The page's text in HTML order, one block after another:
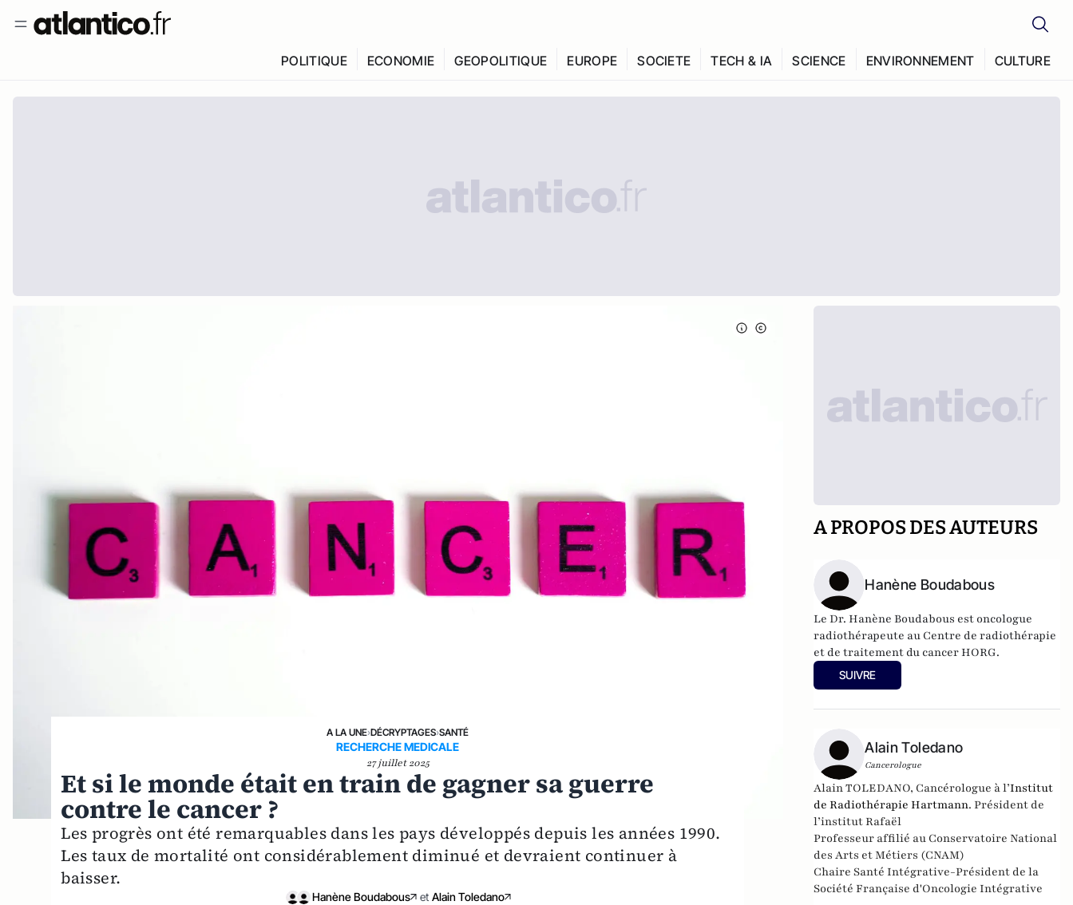
POLITIQUE ECONOMIE GEOPOLITIQUE EUROPE SOCIETE TECH & IA SCIENCE ENVIRONNEMENT CULTURE
A LA UNE›DÉCRYPTAGES›SANTÉ
RECHERCHE MEDICALE
27 juillet 2025
Et si le monde était en train de gagner sa guerre
contre le cancer ?
Les progrès ont été remarquables dans les pays développés depuis les années 1990.
Les taux de mortalité ont considérablement diminué et devraient continuer à
baisser.
Hanène Boudabous et Alain Toledano
A PROPOS DES AUTEURS
Hanène Boudabous
Le Dr. Hanène Boudabous est oncologue
radiothérapeute au Centre de radiothérapie
et de traitement du cancer HORG.
SUIVRE
Alain Toledano
Cancerologue
Alain TOLEDANO, Cancérologue à l’Institut
de Radiothérapie Hartmann. Président de
l’institut Rafaël
Professeur affilié au Conservatoire National
des Arts et Métiers (CNAM)
Chaire Santé Intégrative-Président de la
Société Française d'Oncologie Intégrative